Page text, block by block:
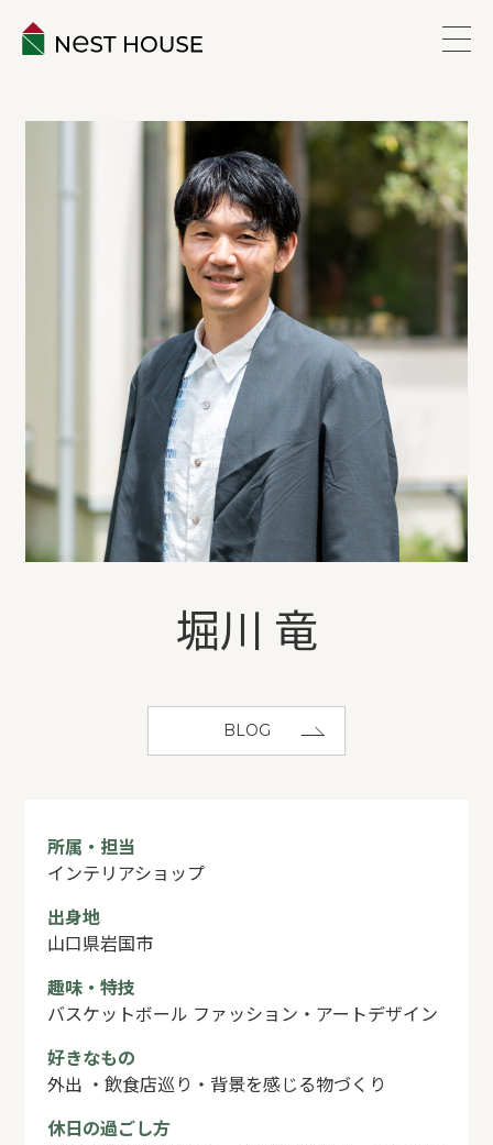
ESTATE
REFORM
モデルハウス来場予約
堀川 竜
BLOG
所属・担当
インテリアショップ
出身地
山口県岩国市
趣味・特技
バスケットボール ファッション・アートデザイン
好きなもの
外出 ・飲食店巡り・背景を感じる物づくり
休日の過ごし方